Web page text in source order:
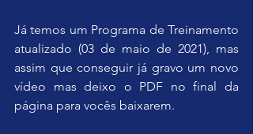
Já temos um Programa de Treinamento
atualizado (03 de maio de 2021), mas
assim que conseguir já gravo um novo
vídeo mas deixo o PDF no final da
página para vocês baixarem.